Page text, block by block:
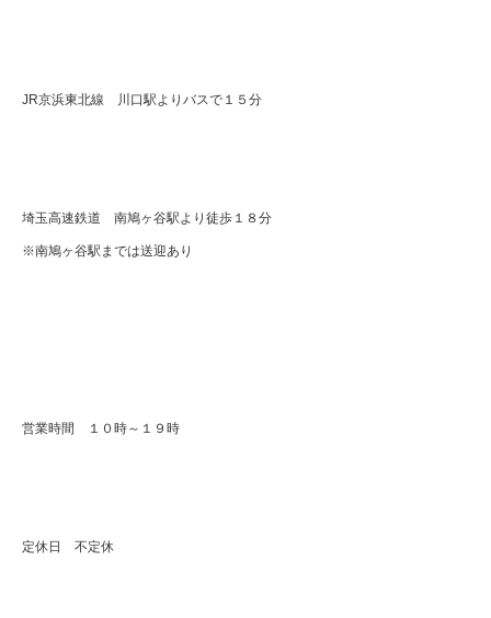
JR京浜東北線 川口駅よりバスで１５分
埼玉高速鉄道 南鳩ヶ谷駅より徒歩１８分
※南鳩ヶ谷駅までは送迎あり
営業時間 １０時～１９時
定休日 不定休